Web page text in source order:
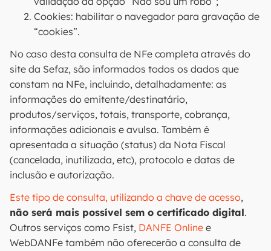
Cookies: habilitar o navegador para gravação de
“cookies”.
No caso desta consulta de NFe completa através do
site da Sefaz, são informados todos os dados que
constam na NFe, incluindo, detalhadamente: as
informações do emitente/destinatário,
produtos/serviços, totais, transporte, cobrança,
informações adicionais e avulsa. Também é
apresentada a situação (status) da Nota Fiscal
(cancelada, inutilizada, etc), protocolo e datas de
inclusão e autorização.
Este tipo de consulta, utilizando a chave de acesso,
não será mais possível sem o certificado digital.
Outros serviços como Fsist, DANFE Online e
WebDANFe também não oferecerão a consulta de